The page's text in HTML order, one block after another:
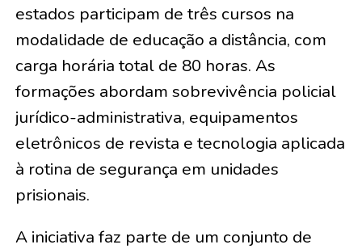
estados participam de três cursos na
modalidade de educação a distância, com
carga horária total de 80 horas. As
formações abordam sobrevivência policial
jurídico-administrativa, equipamentos
eletrônicos de revista e tecnologia aplicada
à rotina de segurança em unidades
prisionais.
A iniciativa faz parte de um conjunto de